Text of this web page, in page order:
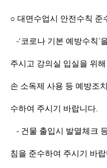
○ 대면수업시 안전수칙 준
주시고 강의실 입실을 위
손 소독제 사용 등 예방조
수하여 주시기 바랍니다.
침을 준수하여 주시기 바